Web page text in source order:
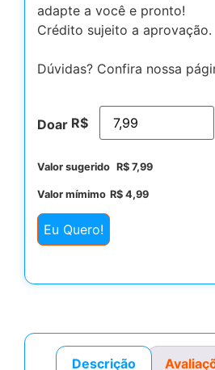
adapte a você e pronto!
Crédito sujeito a aprovação.
Dúvidas? Confira nossa
Doar R$
Valor sugerido R$ 7,99
Valor mímimo R$ 4,99
Eu Quero!
Descrição